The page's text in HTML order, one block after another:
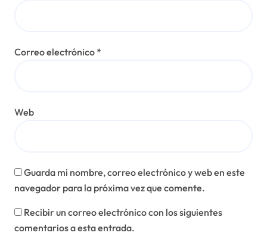
Correo electrónico *
Web
Guarda mi nombre, correo electrónico y web en este
navegador para la próxima vez que comente.
Recibir un correo electrónico con los siguientes
comentarios a esta entrada.